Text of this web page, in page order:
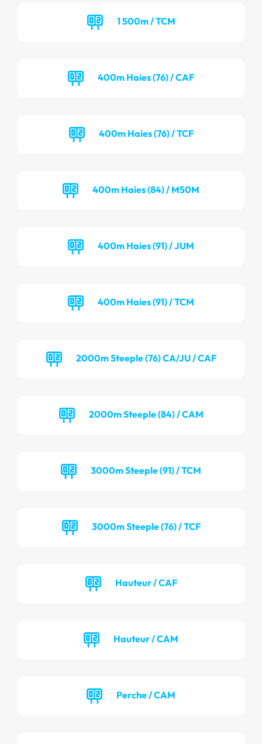
1 500m / TCM
400m Haies (76) / CAF
400m Haies (76) / TCF
400m Haies (84) / M50M
400m Haies (91) / JUM
400m Haies (91) / TCM
2000m Steeple (76) CA/JU / CAF
2000m Steeple (84) / CAM
3000m Steeple (91) / TCM
3000m Steeple (76) / TCF
Hauteur / CAF
Hauteur / CAM
Perche / CAM